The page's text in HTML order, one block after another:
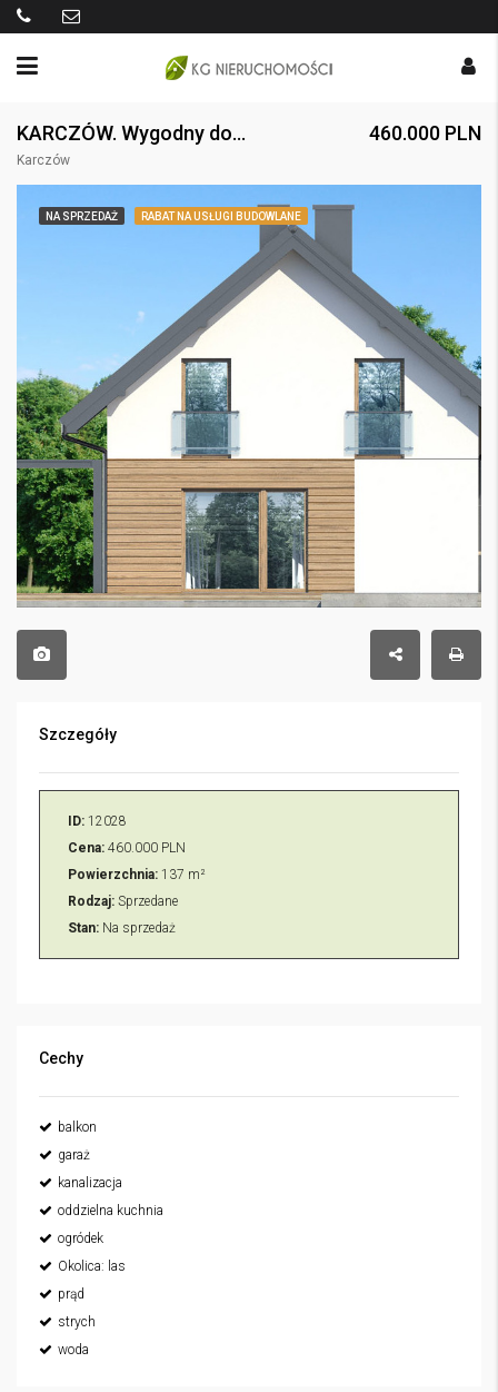
KARCZÓW. Wygodny dom wolnostojący z garażem. Bez PCC.
Karczów
460.000 PLN
NA SPRZEDAŻ RABAT NA USŁUGI BUDOWLANE
Szczegóły
ID: 12028
Cena: 460.000 PLN
Powierzchnia: 137 m²
Rodzaj: Sprzedane
Stan: Na sprzedaż
Cechy
balkon
garaż
kanalizacja
oddzielna kuchnia
ogródek
Okolica: las
prąd
strych
woda